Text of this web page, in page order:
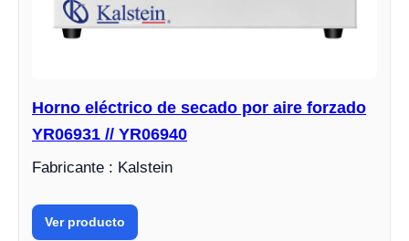
Horno eléctrico de secado por aire forzado
YR06931 // YR06940
Fabricante : Kalstein
Ver producto